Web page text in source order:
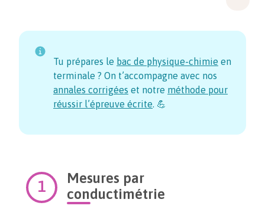
Tu prépares le bac de physique-chimie en
terminale ? On t’accompagne avec nos
annales corrigées et notre méthode pour
réussir l’épreuve écrite. 💪
Mesures par
conductimétrie